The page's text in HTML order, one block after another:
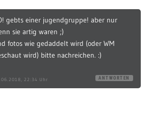
gebts einer jugendgruppe! aber nur
sie artig waren ;)
fotos wie gedaddelt wird (oder WM
wird) bitte nachreichen. :)
22:34 Uhr ANTWORTEN